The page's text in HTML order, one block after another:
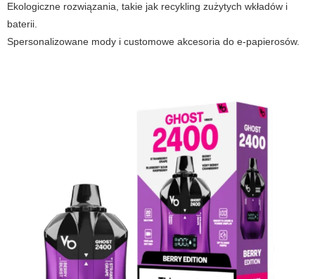
Ekologiczne rozwiązania, takie jak recykling zużytych wkładów i
baterii.
Spersonalizowane mody i customowe akcesoria do e-papierosów.